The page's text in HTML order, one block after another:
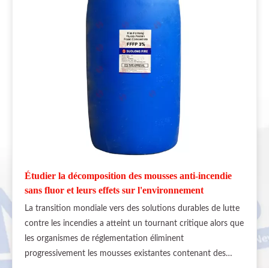
Étudier la décomposition des mousses anti-incendie
sans fluor et leurs effets sur l'environnement
La transition mondiale vers des solutions durables de lutte
contre les incendies a atteint un tournant critique alors que
les organismes de réglementation éliminent
progressivement les mousses existantes contenant des